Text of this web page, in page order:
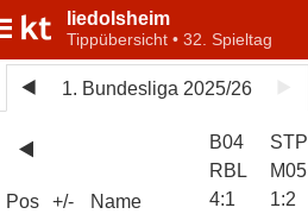
liedolsheim
Tippübersicht • 32. Spieltag
1. Bundesliga 2025/26
Pos +/- Name
B04
RBL
4:1
STP
M05
1:2